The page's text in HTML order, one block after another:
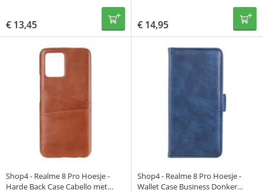
€ 13,45 € 14,95
Shop4 - Realme 8 Pro Hoesje -
Harde Back Case Cabello met
Shop4 - Realme 8 Pro Hoesje -
Wallet Case Business Donker